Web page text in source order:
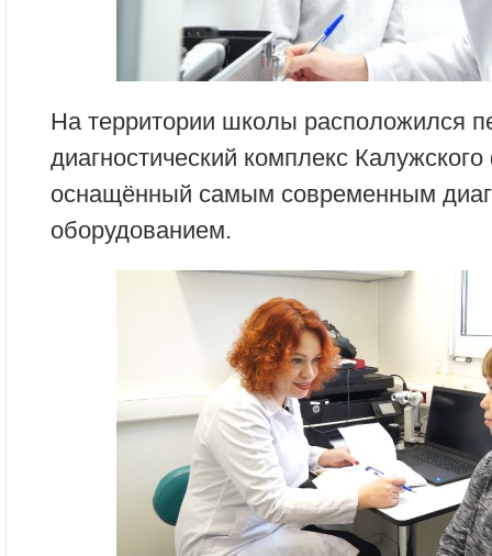
На территории школы расположился
диагностический комплекс
оснащённый самым современным
оборудованием.